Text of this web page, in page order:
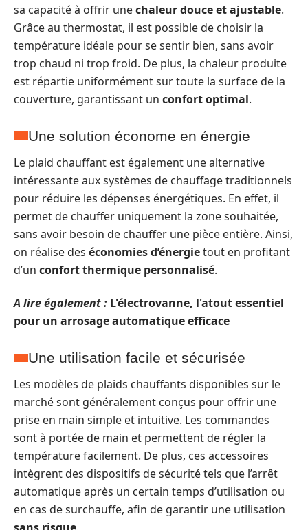
sa capacité à offrir unechaleur douce et ajustable.
Grâce au thermostat, il est possible de choisir la
température idéale pour se sentir bien, sans avoir
trop chaud ni trop froid. De plus, la chaleur produite
est répartie uniformément sur toute la surface de la
couverture, garantissant un confort optimal.
Une solution économe en énergie
Le plaid chauffant est également une alternative
intéressante aux systèmes de chauffage traditionnels
pour réduire les dépenses énergétiques. En effet, il
permet de chauffer uniquement la zone souhaitée,
sans avoir besoin de chauffer une pièce entière. Ainsi,
on réalise des économies d’énergietout en profitant
d’un confort thermique personnalisé.
A lire également : L'électrovanne, l'atout essentiel
pour un arrosage automatique efficace
Une utilisation facile et sécurisée
Les modèles de plaids chauffants disponibles sur le
marché sont généralement conçus pour offrir une
prise en main simple et intuitive. Les commandes
sont à portée de main et permettent de régler la
température facilement. De plus, ces accessoires
intègrent des dispositifs de sécurité tels que l’arrêt
automatique après un certain temps d’utilisation ou
en cas de surchauffe, afin de garantir une utilisation